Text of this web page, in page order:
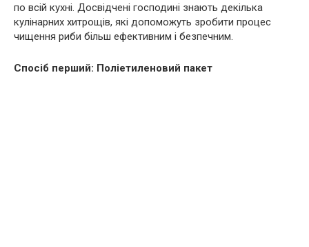
по всій кухні. Досвідчені господині знають декілька
кулінарних хитрощів, які допоможуть зробити процес
чищення риби більш ефективним і безпечним.
Спосіб перший: Поліетиленовий пакет